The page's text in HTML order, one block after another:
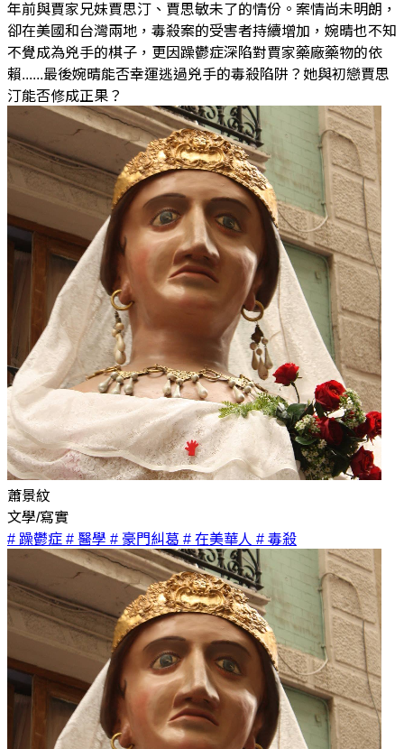
年前與賈家兄妹賈思汀、賈思敏未了的情份。案情尚未明朗，
卻在美國和台灣兩地，毒殺案的受害者持續增加，婉晴也不知
不覺成為兇手的棋子，更因躁鬱症深陷對賈家藥廠藥物的依
賴......最後婉晴能否幸運逃過兇手的毒殺陷阱？她與初戀賈思
汀能否修成正果？
蕭景紋
文學/寫實
# 躁鬱症 # 醫學 # 豪門糾葛 # 在美華人 # 毒殺